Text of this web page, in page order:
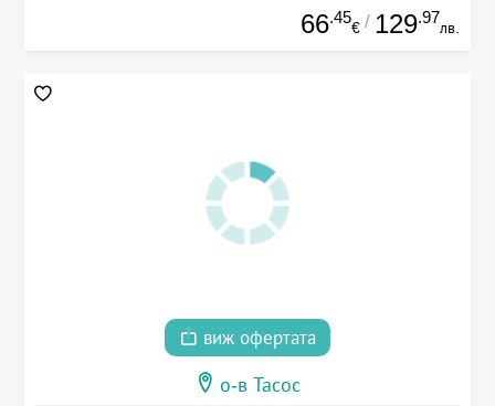
66.45
€ / 129.97
лв.
виж офертата
о-в Тасос